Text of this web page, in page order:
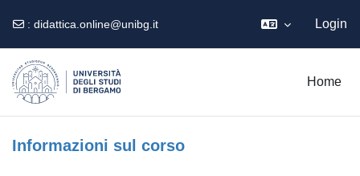
: didattica.online@unibg.it Login
Home
Informazioni sul corso